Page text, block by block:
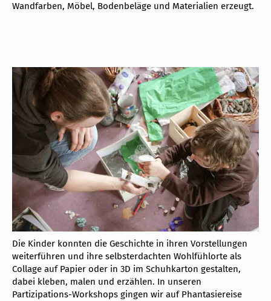
Wandfarben, Möbel, Bodenbeläge und Materialien erzeugt.
Die Kinder konnten die Geschichte in ihren Vorstellungen
weiterführen und ihre selbsterdachten Wohlfühlorte als
Collage auf Papier oder in 3D im Schuhkarton gestalten,
dabei kleben, malen und erzählen. In unseren
Partizipations-Workshops gingen wir auf Phantasiereise